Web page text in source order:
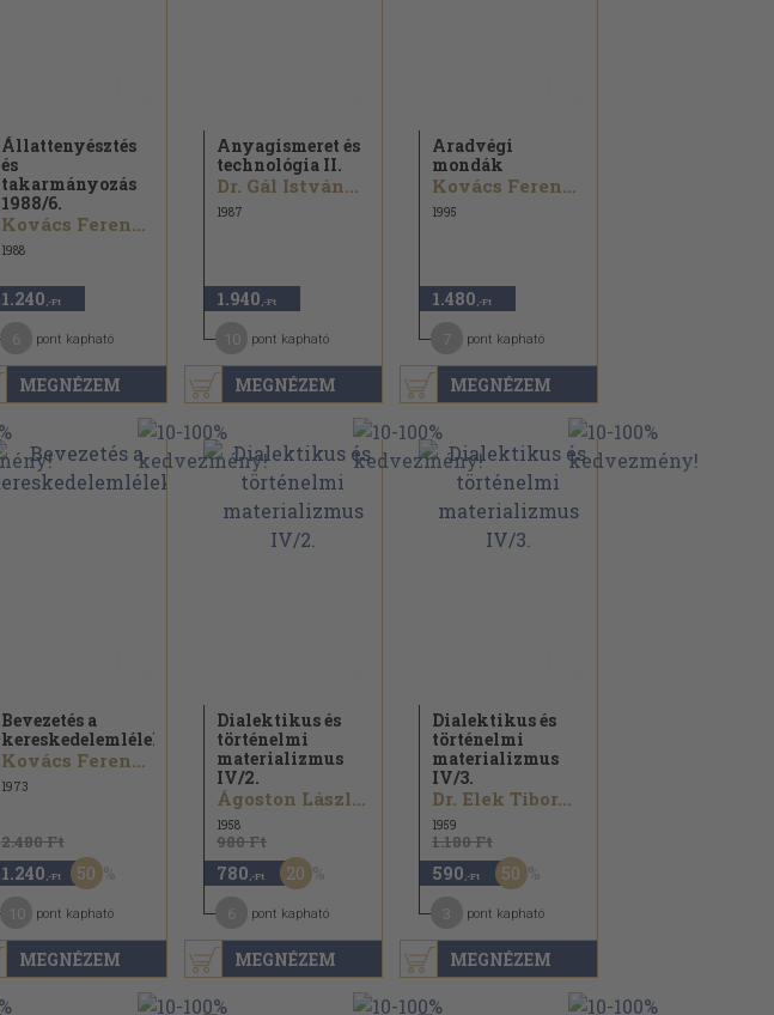
MEGNÉZEM
Állattenyésztés
és
takarmányozás
1988/6.
Kovács Ferenc...
1988
1.240 ,-Ft
pont kapható
MEGNÉZEM
Anyagismeret és
technológia II.
Dr. Gál István...
1987
1.940 ,-Ft
pont kapható
MEGNÉZEM
Aradvégi
mondák
Kovács Ferenc...
1995
1.480 ,-Ft
pont kapható
MEGNÉZEM
Bevezetés a
kereskedelemlélektanba
Kovács Ferenc...
1973
2.480 Ft
1.240 ,-Ft 50
pont kapható
MEGNÉZEM
Dialektikus és
történelmi
materializmus
IV/2.
Ágoston László...
1958
980 Ft
780 ,-Ft 20
pont kapható
MEGNÉZEM
Dialektikus és
történelmi
materializmus
IV/3.
Dr. Elek Tibor...
1959
1.180 Ft
590 ,-Ft 50
pont kapható